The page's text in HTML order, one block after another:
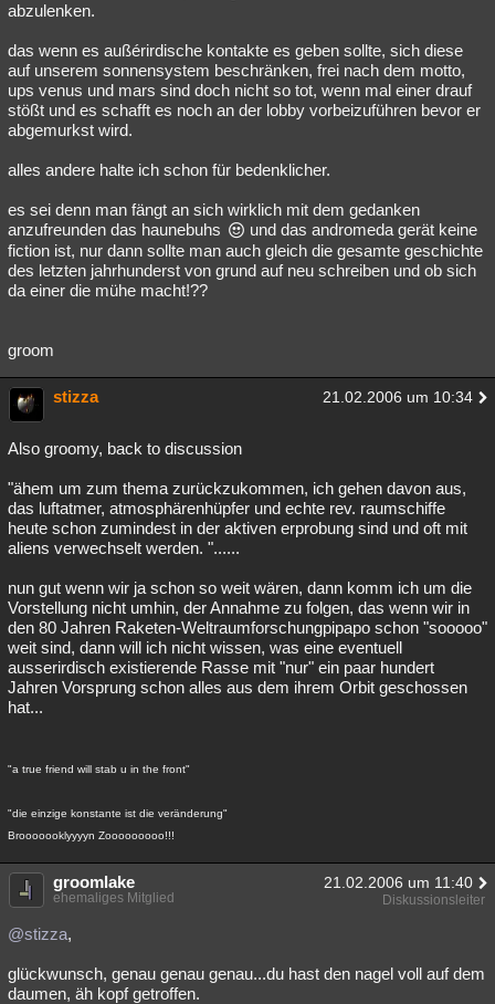
abzulenken.
das wenn es außérirdische kontakte es geben sollte, sich diese
auf unserem sonnensystem beschränken, frei nach dem motto,
ups venus und mars sind doch nicht so tot, wenn mal einer drauf
stößt und es schafft es noch an der lobby vorbeizuführen bevor er
abgemurkst wird.
alles andere halte ich schon für bedenklicher.
es sei denn man fängt an sich wirklich mit dem gedanken
anzufreunden das haunebuhs
und das andromeda gerät keine
fiction ist, nur dann sollte man auch gleich die gesamte geschichte
des letzten jahrhunderst von grund auf neu schreiben und ob sich
da einer die mühe macht!??
groom
stizza 21.02.2006 um 10:34
Also groomy, back to discussion
"ähem um zum thema zurückzukommen, ich gehen davon aus,
das luftatmer, atmosphärenhüpfer und echte rev. raumschiffe
heute schon zumindest in der aktiven erprobung sind und oft mit
aliens verwechselt werden. "......
nun gut wenn wir ja schon so weit wären, dann komm ich um die
Vorstellung nicht umhin, der Annahme zu folgen, das wenn wir in
den 80 Jahren Raketen-Weltraumforschungpipapo schon "sooooo"
weit sind, dann will ich nicht wissen, was eine eventuell
ausserirdisch existierende Rasse mit "nur" ein paar hundert
Jahren Vorsprung schon alles aus dem ihrem Orbit geschossen
hat...
"a true friend will stab u in the front"
"die einzige konstante ist die veränderung"
Brooooooklyyyyn Zooooooooo!!!
groomlake 21.02.2006 um 11:40
ehemaliges Mitglied Diskussionsleiter
@stizza,
glückwunsch, genau genau genau...du hast den nagel voll auf dem
daumen, äh kopf getroffen.